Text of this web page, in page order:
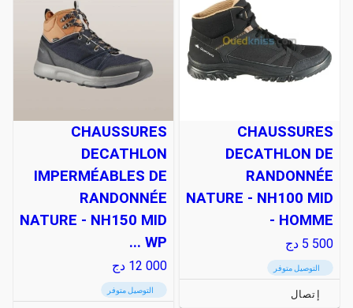
CHAUSSURES
DECATHLON DE
RANDONNÉE
NATURE - NH100 MID
- HOMME
5 500 دج
التوصيل متوفر
إتصال
CHAUSSURES
DECATHLON
IMPERMÉABLES DE
RANDONNÉE
NATURE - NH150 MID
WP ...
12 000 دج
التوصيل متوفر